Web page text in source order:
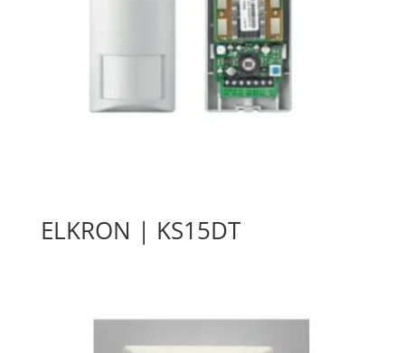
ELKRON | KS15DT